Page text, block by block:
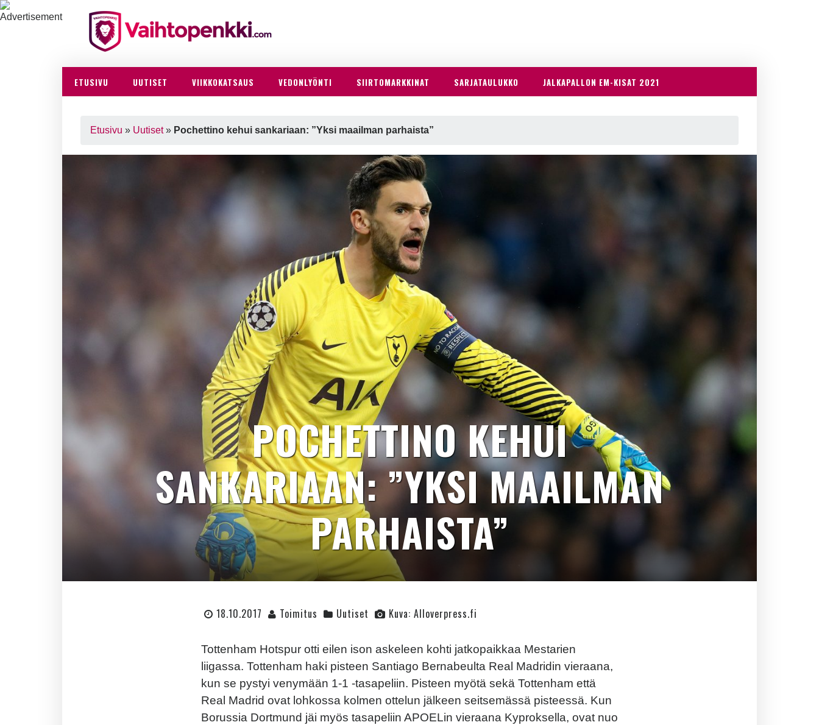
ETUSIVU UUTISET VIIKKOKATSAUS VEDONLYÖNTI SIIRTOMARKKINAT SARJATAULUKKO JALKAPALLON EM-KISAT 2021
Etusivu » Uutiset» Pochettino kehui sankariaan: ”Yksi maailman parhaista”
POCHETTINO KEHUI
SANKARIAAN: ”YKSI MAAILMAN
PARHAISTA”
18.10.2017 Toimitus Uutiset Kuva: Alloverpress.fi
Tottenham Hotspur otti eilen ison askeleen kohti jatkopaikkaa Mestarien
liigassa. Tottenham haki pisteen Santiago Bernabeulta Real Madridin vieraana,
kun se pystyi venymään 1-1 -tasapeliin. Pisteen myötä sekä Tottenham että
Real Madrid ovat lohkossa kolmen ottelun jälkeen seitsemässä pisteessä. Kun
Borussia Dortmund jäi myös tasapeliin APOELin vieraana Kyproksella, ovat nuo